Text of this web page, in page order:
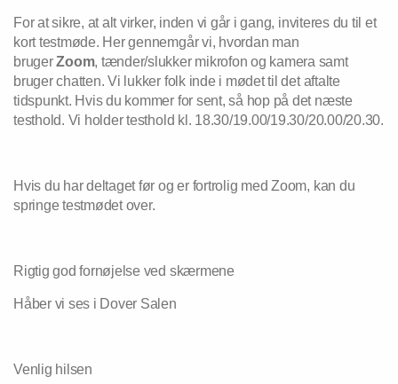
For at sikre, at alt virker, inden vi går i gang, inviteres du til et
kort testmøde. Her gennemgår vi, hvordan man
brugerZoom, tænder/slukker mikrofon og kamera samt
bruger chatten. Vi lukker folk inde i mødet til det aftalte
tidspunkt. Hvis du kommer for sent, så hop på det næste
testhold. Vi holder testhold kl. 18.30/19.00/19.30/20.00/20.30.
Hvis du har deltaget før og er fortrolig med Zoom, kan du
springe testmødet over.
Rigtig god fornøjelse ved skærmene
Håber vi ses i Dover Salen
Venlig hilsen